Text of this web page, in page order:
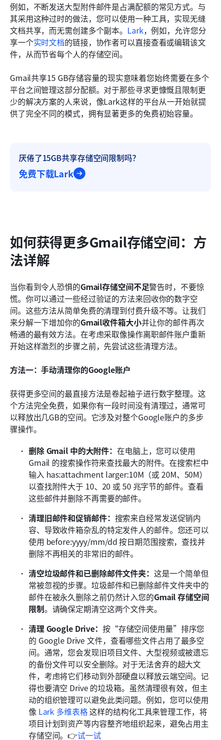
例如，不断发送大型附件邮件是占满配额的常见方式。与
其采用这种过时的做法，您可以使用一种工具，实现无缝
文档共享，而无需创建多个副本。 Lark，例如，允许您分
享一个实时文档的链接，协作者可以直接查看或编辑该文
件，从而节省每个人的存储空间。
Gmail共享15 GB存储容量的现实意味着您始终需要在多个
平台之间管理这部分配额。对于那些寻求更慷慨且限制更
少的解决方案的人来说，像Lark这样的平台从一开始就提
供了完全不同的模式，拥有显著更多的免费初始容量。
厌倦了15GB共享存储空间限制吗？
免费下载Lark
如何获得更多Gmail存储空间：方
法详解
当你看到令人恐惧的Gmail存储空间不足警告时，不要惊
慌。你可以通过一些经过验证的方法来回收你的数字空
间。这些方法从简单免费的清理到付费升级不等。让我们
来分解一下增加你的Gmail收件箱大小并让你的邮件再次
畅通的最有效方法。在考虑采取像操作离职邮件账户重新
开始这样激烈的步骤之前，先尝试这些清理方法。
方法一：手动清理你的Google账户
获得更多空间的最直接方法是卷起袖子进行数字整理。这
个方法完全免费，如果你有一段时间没有清理过，通常可
以释放出几GB的空间。它涉及对整个Google账户的多步
骤操作。
删除 Gmail 中的大附件：在电脑上，您可以使用
Gmail 的搜索操作符来查找最大的附件。在搜索栏中
输入 has:attachment larger:10M（或 20M、50M）
以查找附件大于 10、20 或 50 兆字节的邮件。查看
这些邮件并删除不再需要的邮件。
清理旧邮件和促销邮件： 搜索来自经常发送促销内
容、导致收件箱杂乱的特定发件人的邮件。您还可以
使用 before:yyyy/mm/dd 按日期范围搜索，查找并
删除不再相关的非常旧的邮件。
清空垃圾邮件和已删除邮件文件夹： 这是一个简单但
常被忽视的步骤。垃圾邮件和已删除邮件文件夹中的
邮件在被永久删除之前仍然计入您的Gmail 存储空间
限制。请确保定期清空这两个文件夹。
清理 Google Drive： 按“存储空间使用量”排序您
的 Google Drive 文件，查看哪些文件占用了最多空
间。通常，您会发现旧项目文件、大型视频或被遗忘
的备份文件可以安全删除。对于无法舍弃的超大文
件，考虑将它们移动到外部硬盘以释放云端空间。记
得也要清空 Drive 的垃圾箱。虽然清理很有效，但主
动的组织管理可以避免此类问题。例如，您可以使用
像 Lark 多维表格 这样的结构化工具来管理工作，将
项目计划到资产等内容整齐地组织起来，避免占用主
存储空间。👉试一试